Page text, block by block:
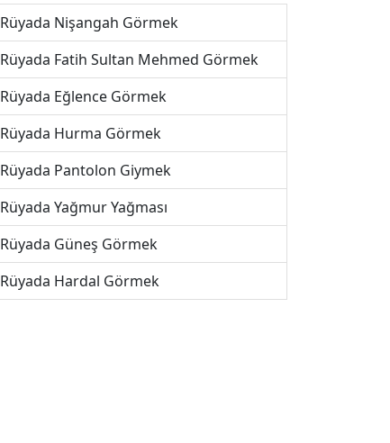
Rüyada Nişangah Görmek
Rüyada Fatih Sultan Mehmed Görmek
Rüyada Eğlence Görmek
Rüyada Hurma Görmek
Rüyada Pantolon Giymek
Rüyada Yağmur Yağması
Rüyada Güneş Görmek
Rüyada Hardal Görmek